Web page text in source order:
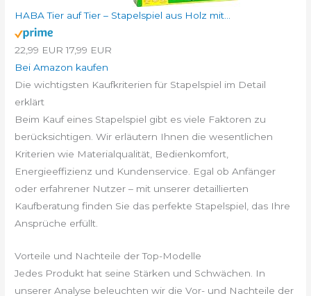
HABA Tier auf Tier – Stapelspiel aus Holz mit...
22,99 EUR 17,99 EUR
Bei Amazon kaufen
Die wichtigsten Kaufkriterien für Stapelspiel im Detail
erklärt
Beim Kauf eines Stapelspiel gibt es viele Faktoren zu
berücksichtigen. Wir erläutern Ihnen die wesentlichen
Kriterien wie Materialqualität, Bedienkomfort,
Energieeffizienz und Kundenservice. Egal ob Anfänger
oder erfahrener Nutzer – mit unserer detaillierten
Kaufberatung finden Sie das perfekte Stapelspiel, das Ihre
Ansprüche erfüllt.
Vorteile und Nachteile der Top-Modelle
Jedes Produkt hat seine Stärken und Schwächen. In
unserer Analyse beleuchten wir die Vor- und Nachteile der